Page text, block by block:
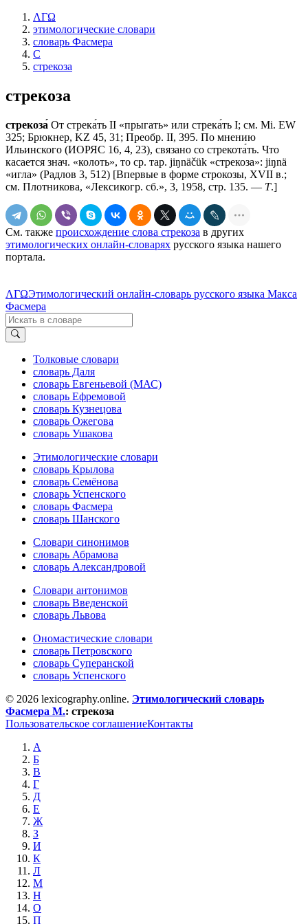
ΛΓΩ
этимологические словари
словарь Фасмера
С
стрекоза
стрекоза
стрекоза́ От стрека́ть II «прыгать» или стрека́ть I; см. Мi. ЕW
325; Брюкнер, KZ 45, 31; Преобр. II, 395. По мнению
Ильинского (ИОРЯС 16, 4, 23), связано со стрекота́ть. Что
касается знач. «колоть», то ср. тар. jiŋnäčük «стрекоза»: jiŋnä
«игла» (Радлов 3, 512) [Впервые в форме строкозы, XVII в.;
см. Плотникова, «Лексикогр. сб.», 3, 1958, стр. 135. — Т.]
См. также происхождение слова стрекоза в других
этимологических онлайн-словарях русского языка нашего
портала.
ΛΓΩЭтимологический онлайн-словарь русского языка Макса
Фасмера
Толковые словари
словарь Даля
словарь Евгеньевой (МАС)
словарь Ефремовой
словарь Кузнецова
словарь Ожегова
словарь Ушакова
Этимологические словари
словарь Крылова
словарь Семёнова
словарь Успенского
словарь Фасмера
словарь Шанского
Словари синонимов
словарь Абрамова
словарь Александровой
Словари антонимов
словарь Введенской
словарь Львова
Ономастические словари
словарь Петровского
словарь Суперанской
словарь Успенского
© 2026 lexicography.online. Этимологический словарь
Фасмера М.: стрекоза
Пользовательское соглашениеКонтакты
А
Б
В
Г
Д
Е
Ж
З
И
К
Л
М
Н
О
П